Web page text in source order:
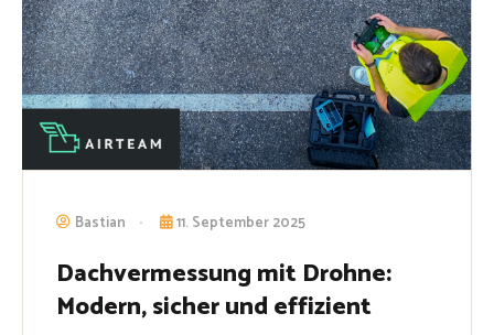
Bastian 11. September 2025
Dachvermessung mit Drohne:
Modern, sicher und effizient